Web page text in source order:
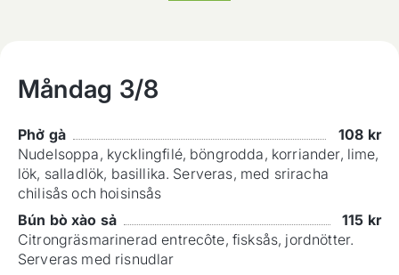
Måndag 3/8
Phở gà 108 kr
Nudelsoppa, kycklingfilé, böngrodda, korriander, lime,
lök, salladlök, basillika. Serveras, med sriracha
chilisås och hoisinsås
Bún bò xào sả
115 kr
Citrongräsmarinerad entrecôte, fisksås, jordnötter.
Serveras med risnudlar